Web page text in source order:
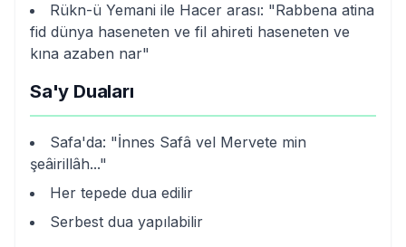
Rükn-ü Yemani ile Hacer arası: "Rabbena atina
fid dünya haseneten ve fil ahireti haseneten ve
kına azaben nar"
Sa'y Duaları
Safa'da: "İnnes Safâ vel Mervete min
şeâirillâh..."
Her tepede dua edilir
Serbest dua yapılabilir